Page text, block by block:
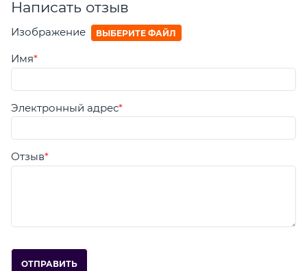
Написать отзыв
Изображение ВЫБЕРИТЕ ФАЙЛ
Имя
Электронный адрес
Отзыв